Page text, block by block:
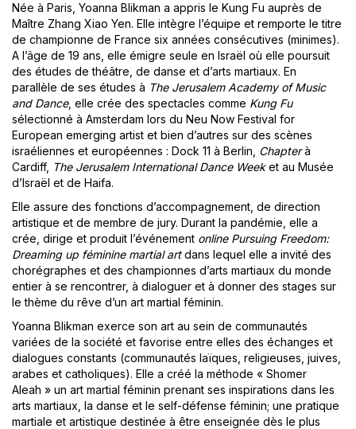
Née à Paris, Yoanna Blikman a appris le Kung Fu auprès de
Maître Zhang Xiao Yen. Elle intègre l’équipe et remporte le titre
de championne de France six années consécutives (minimes).
A l’âge de 19 ans, elle émigre seule en Israël où elle poursuit
des études de théâtre, de danse et d’arts martiaux. En
parallèle de ses études à The Jerusalem Academy of Music
and Dance, elle crée des spectacles comme Kung Fu
sélectionné à Amsterdam lors du Neu Now Festival for
European emerging artist et bien d’autres sur des scènes
israéliennes et européennes : Dock 11 à Berlin, Chapterà
Cardiff, The Jerusalem International Dance Weeket au Musée
d’Israël et de Haifa.
Elle assure des fonctions d’accompagnement, de direction
artistique et de membre de jury. Durant la pandémie, elle a
crée, dirige et produit l’événement online Pursuing Freedom:
Dreaming up féminine martial artdans lequel elle a invité des
chorégraphes et des championnes d’arts martiaux du monde
entier à se rencontrer, à dialoguer et à donner des stages sur
le thème du rêve d’un art martial féminin.
Yoanna Blikman exerce son art au sein de communautés
variées de la société et favorise entre elles des échanges et
dialogues constants (communautés laïques, religieuses, juives,
arabes et catholiques). Elle a créé la méthode « Shomer
Aleah » un art martial féminin prenant ses inspirations dans les
arts martiaux, la danse et le self-défense féminin; une pratique
martiale et artistique destinée à être enseignée dès le plus